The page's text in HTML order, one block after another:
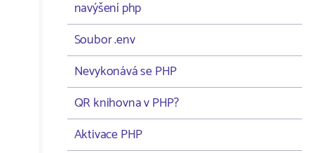
navýšení php
Soubor .env
Nevykonává se PHP
QR knihovna v PHP?
Aktivace PHP